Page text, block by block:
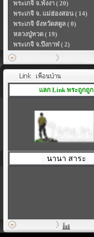
พระเกจิ จ.พังงา ( 20)
พระเกจิ จ. แม่ฮ่องสอน ( 14)
พระเกจิ จังหวัดสตูล ( 0)
หลวงปู่ทวด ( 19)
พระเกจิ จ.บึงกาฬ ( 2)
แลก Link พระถูกถูก
นานา สาระ